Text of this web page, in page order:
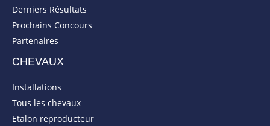
Derniers Résultats
Prochains Concours
Partenaires
CHEVAUX
Installations
Tous les chevaux
Etalon reproducteur